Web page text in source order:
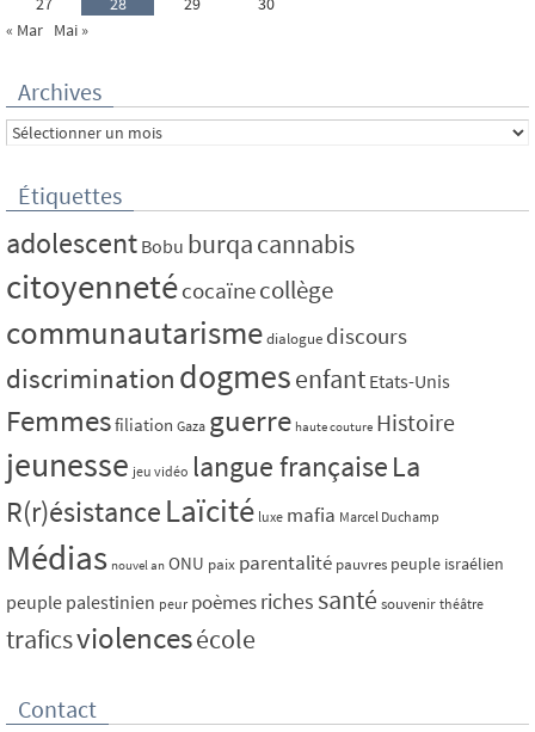
« Mar Mai »
Archives
Archives
Étiquettes
adolescent Bobu burqacannabis
citoyennetécocaïnecollège
communautarismedialogue discours
discrimination dogmesenfant Etats-Unis
Femmesfiliation Gaza guerre haute couture Histoire
jeunesse jeu vidéo langue française La
R(r)ésistanceLaïcité luxe mafia Marcel Duchamp
Médias nouvel an ONU paix parentalité pauvres peuple israélien
peuple palestinien peur poèmesriches santé souvenir théâtre
traficsviolencesécole
Contact